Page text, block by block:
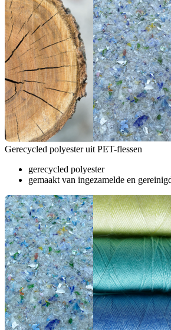
Gerecycled polyester uit PET-flessen
gerecycled polyester
gemaakt van ingezamelde en